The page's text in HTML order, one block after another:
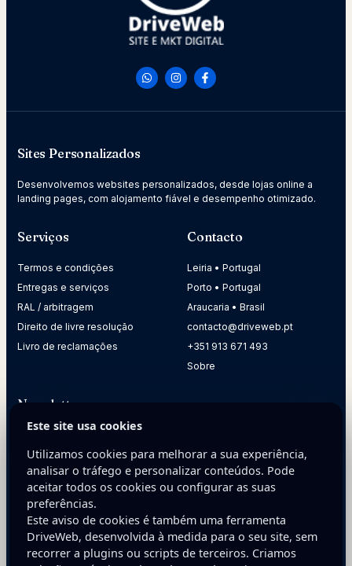
Sites Personalizados
Desenvolvemos websites personalizados, desde lojas online a
landing pages, com alojamento fiável e desempenho otimizado.
Serviços
Termos e condições
Entregas e serviços
RAL / arbitragem
Direito de livre resolução
Livro de reclamações
Contacto
Leiria • Portugal
Porto • Portugal
Araucaria • Brasil
contacto@driveweb.pt
+351 913 671 493
Sobre
Newsletter
sua empresa.
E-mail
Este site usa cookies
Utilizamos cookies para melhorar a sua experiência,
analisar o tráfego e personalizar conteúdos. Pode
aceitar todos os cookies ou configurar as suas
preferências.
Este aviso de cookies é também uma ferramenta
DriveWeb, desenvolvida à medida para o seu site, sem
recorrer a plugins ou scripts de terceiros. Criamos